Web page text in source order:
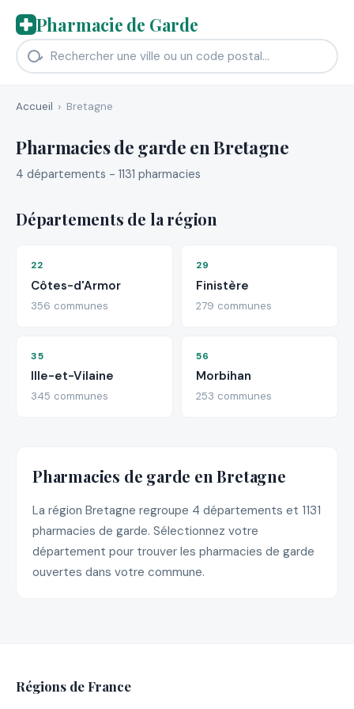
Pharmacie de Garde
Accueil Bretagne
Pharmacies de garde en Bretagne
4 départements - 1131 pharmacies
Départements de la région
22
Côtes-d'Armor
356 communes
29
Finistère
279 communes
35
Ille-et-Vilaine
345 communes
56
Morbihan
253 communes
Pharmacies de garde en Bretagne
La région Bretagne regroupe 4 départements et 1131
pharmacies de garde. Sélectionnez votre
département pour trouver les pharmacies de garde
ouvertes dans votre commune.
Régions de France